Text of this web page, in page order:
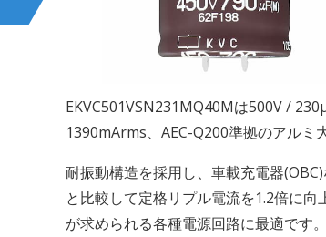
EKVC501VSN231MQ40Mは500V /
1390mArms、AEC-Q200準拠のアルミ
耐振動構造を採用し、車載充電器
と比較して定格リプル電流を1.2倍に
が求められる各種電源回路に最適です。